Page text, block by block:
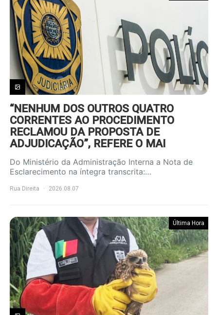
“NENHUM DOS OUTROS QUATRO
CORRENTES AO PROCEDIMENTO
RECLAMOU DA PROPOSTA DE
ADJUDICAÇÃO”, REFERE O MAI
Do Ministério da Administração Interna a Nota de
Esclarecimento na íntegra transcrita:…
Rua Direita 2026.08.07
Última Hora